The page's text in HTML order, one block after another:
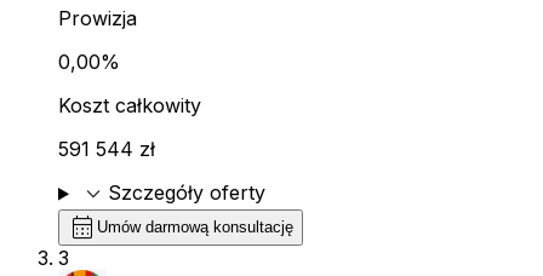
Prowizja
0,00%
Koszt całkowity
591 544 zł
expand_more Szczegóły oferty
calendar_month Umów darmową konsultację
3